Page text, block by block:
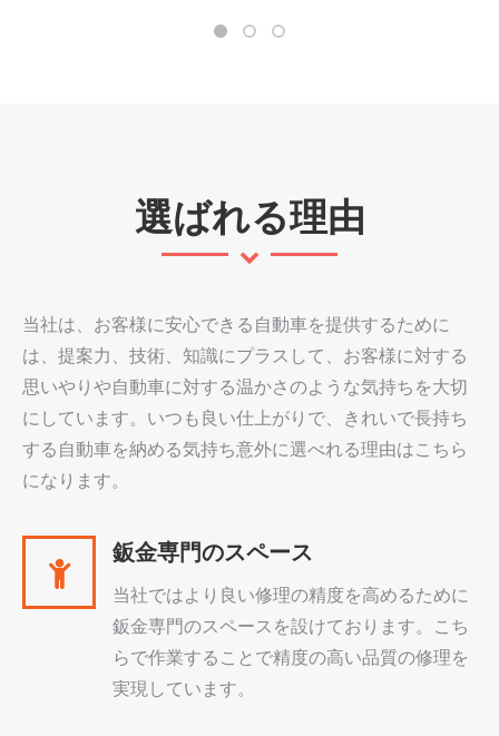
選ばれる理由
当社は、お客様に安心できる自動車を提供するために
は、提案力、技術、知識にプラスして、お客様に対する
思いやりや自動車に対する温かさのような気持ちを大切
にしています。いつも良い仕上がりで、きれいで長持ち
する自動車を納める気持ち意外に選べれる理由はこちら
になります。
鈑金専門のスペース
当社ではより良い修理の精度を高めるために
鈑金専門のスペースを設けております。こち
らで作業することで精度の高い品質の修理を
実現しています。